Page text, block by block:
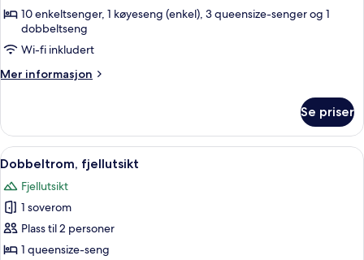
fjellutsikt
10 enkeltsenger, 1 køyeseng (enkel), 3 queensize-senger og 1
dobbeltseng
Wi-fi inkludert
Mer informasjon
Mer
fjellutsikt
Se priser
Åpne
alle
bildene
av
Dobbeltrom,
fjellutsikt
Skrivebord for bærbar PC, wi-fi
2
Dobbeltrom, fjellutsikt
Fjellutsikt
1 soverom
Plass til 2 personer
1 queensize-seng